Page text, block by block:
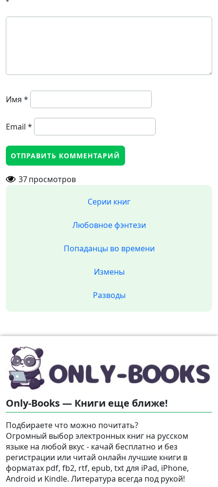
*
Имя *
Email *
37просмотров
Серии книг
Любовное фэнтези
Попаданцы во времени
Измены
Разводы
Only-Books — Книги еще ближе!
Подбираете что можно почитать?
Огромный выбор электронных книг на русском
языке на любой вкус - качай бесплатно и без
регистрации или читай онлайн лучшие книги в
форматах pdf, fb2, rtf, epub, txt для iPad, iPhone,
Android и Kindle. Литература всегда под рукой!